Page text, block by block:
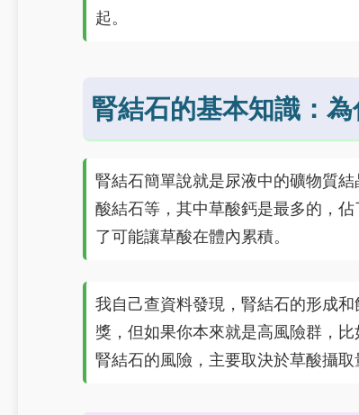
起。
腎結石的基本知識：
腎結石簡單說就是尿液中的礦物質
酸結石等，其中草酸鈣是最多的，
了可能讓草酸在體內累積。
我自己查資料發現，腎結石的形成
獎，但如果你本來就是高風險群，
腎結石的風險，主要取決於草酸攝取